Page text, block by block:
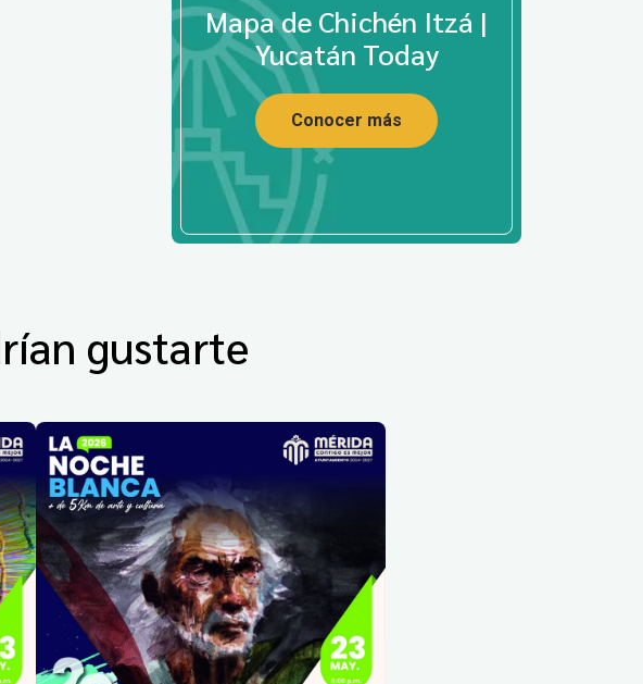
Mapa de Chichén Itzá |
Yucatán Today
Conocer más
gustarte